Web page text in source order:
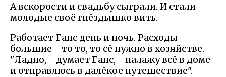
А вскорости и свадьбу сыграли. И стали
молодые своё гнёздышко вить.
Работает Ганс день и ночь. Расходы
большие - то то, то сё нужно в хозяйстве.
"Ладно, - думает Ганс, - налажу всё в доме
и отправлюсь в далёкое путешествие".